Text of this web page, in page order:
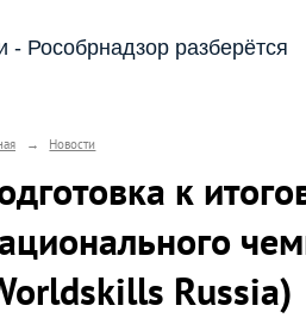
Рособрнадзор разберётся
→ Новости
к
Russia)